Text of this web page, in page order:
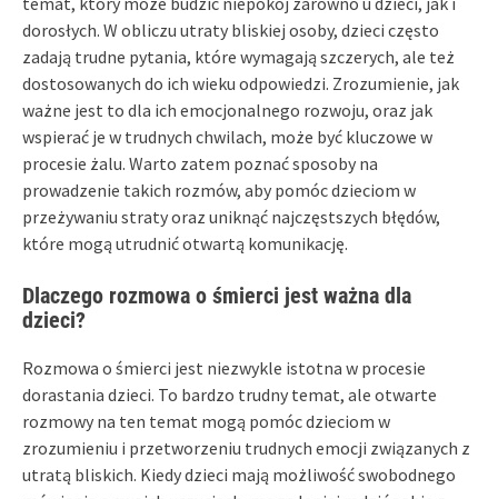
dorosłych. W obliczu utraty bliskiej osoby, dzieci często
zadają trudne pytania, które wymagają szczerych, ale też
dostosowanych do ich wieku odpowiedzi. Zrozumienie, jak
ważne jest to dla ich emocjonalnego rozwoju, oraz jak
wspierać je w trudnych chwilach, może być kluczowe w
procesie żalu. Warto zatem poznać sposoby na
prowadzenie takich rozmów, aby pomóc dzieciom w
przeżywaniu straty oraz uniknąć najczęstszych błędów,
które mogą utrudnić otwartą komunikację.
Dlaczego rozmowa o śmierci jest ważna dla
dzieci?
Rozmowa o śmierci jest niezwykle istotna w procesie
dorastania dzieci. To bardzo trudny temat, ale otwarte
rozmowy na ten temat mogą pomóc dzieciom w
zrozumieniu i przetworzeniu trudnych emocji związanych z
utratą bliskich. Kiedy dzieci mają możliwość swobodnego